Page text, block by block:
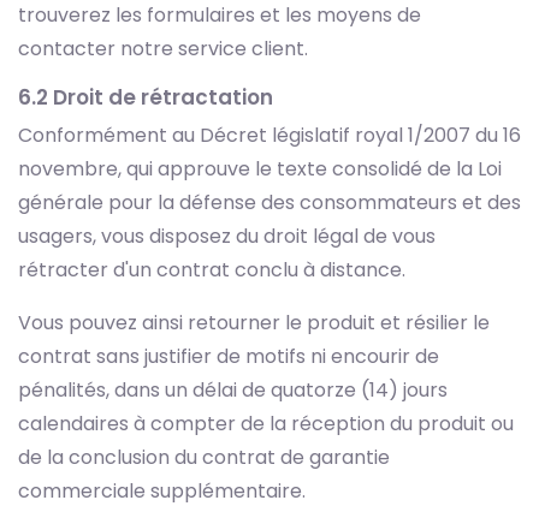
trouverez les formulaires et les moyens de
contacter notre service client.
6.2 Droit de rétractation
Conformément au Décret législatif royal 1/2007 du 16
novembre, qui approuve le texte consolidé de la Loi
générale pour la défense des consommateurs et des
usagers, vous disposez du droit légal de vous
rétracter d'un contrat conclu à distance.
Vous pouvez ainsi retourner le produit et résilier le
contrat sans justifier de motifs ni encourir de
pénalités, dans un délai de quatorze (14) jours
calendaires à compter de la réception du produit ou
de la conclusion du contrat de garantie
commerciale supplémentaire.